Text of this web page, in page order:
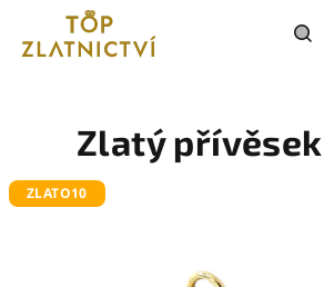
obsah
Zlatý přívěsek
ZLATO10